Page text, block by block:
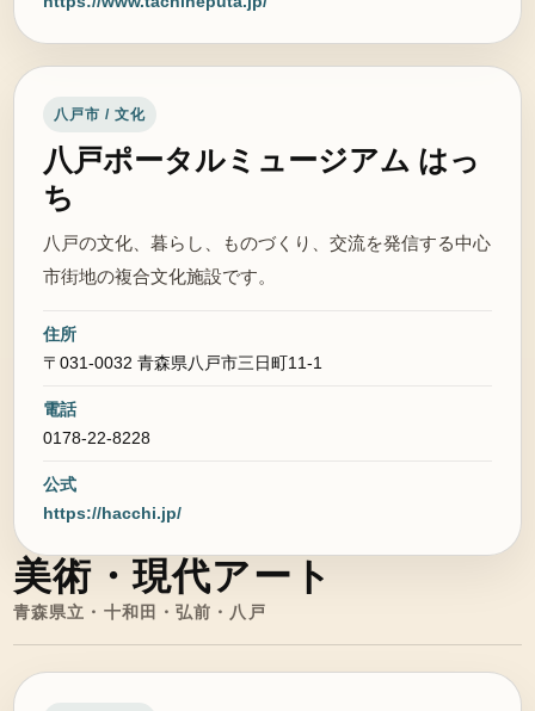
八戸市 / 文化
八戸ポータルミュージアム はっ
ち
八戸の文化、暮らし、ものづくり、交流を発信する中心
市街地の複合文化施設です。
住所
〒031-0032 青森県八戸市三日町11-1
電話
0178-22-8228
公式
https://hacchi.jp/
美術・現代アート
青森県立・十和田・弘前・八戸